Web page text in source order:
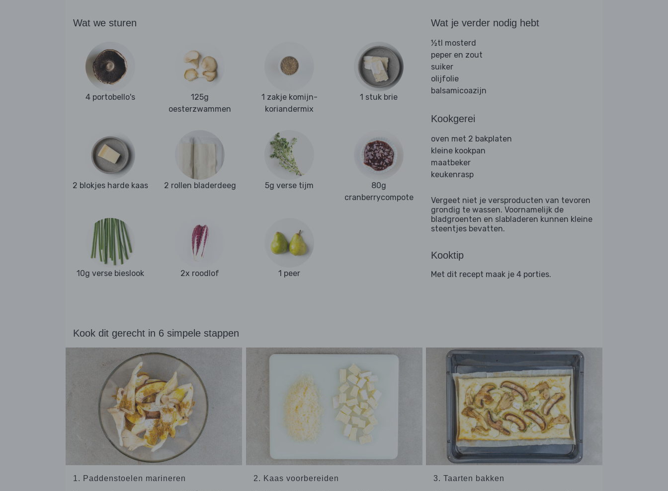
Wat we sturen
4 portobello's
125g
oesterzwammen
1 zakje komijn-
koriandermix
1 stuk brie
2 blokjes harde kaas 2 rollen bladerdeeg 5g verse tijm
80g
cranberrycompote
10g verse bieslook 2x roodlof 1 peer
Wat je verder nodig hebt
½tl mosterd
peper en zout
suiker
olijfolie
balsamicoazijn
Kookgerei
oven met 2 bakplaten
kleine kookpan
maatbeker
keukenrasp
Vergeet niet je versproducten van tevoren
grondig te wassen. Voornamelijk de
bladgroenten en slabladeren kunnen kleine
steentjes bevatten.
Kooktip
Met dit recept maak je 4 porties.
Kook dit gerecht in 6 simpele stappen
1. Paddenstoelen marineren 2. Kaas voorbereiden 3. Taarten bakken